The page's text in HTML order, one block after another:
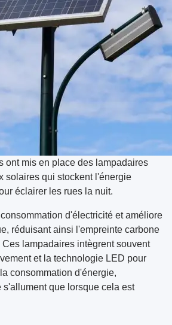
ont mis en place des lampadaires
solaires qui stockent l'énergie
éclairer les rues la nuit.
d'électricité et améliore
réduisant ainsi l'empreinte carbone
lampadaires intègrent souvent
et la technologie LED pour
consommation d'énergie,
que lorsque cela est